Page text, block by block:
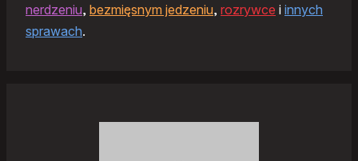
nerdzeniu, bezmięsnym jedzeniu, rozrywce i innych
sprawach.